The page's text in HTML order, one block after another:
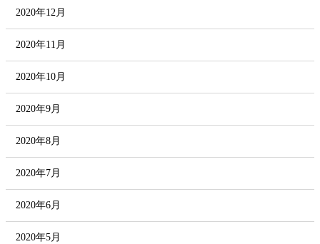
2020年12月
2020年11月
2020年10月
2020年9月
2020年8月
2020年7月
2020年6月
2020年5月